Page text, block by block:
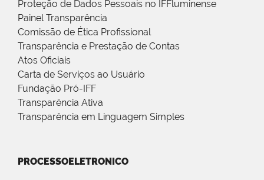
Proteção de Dados Pessoais no IFFluminense
Painel Transparência
Comissão de Ética Profissional
Transparência e Prestação de Contas
Atos Oficiais
Carta de Serviços ao Usuário
Fundação Pró-IFF
Transparência Ativa
Transparência em Linguagem Simples
PROCESSOELETRONICO